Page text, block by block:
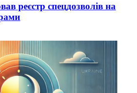
реєстр спецдозволів на